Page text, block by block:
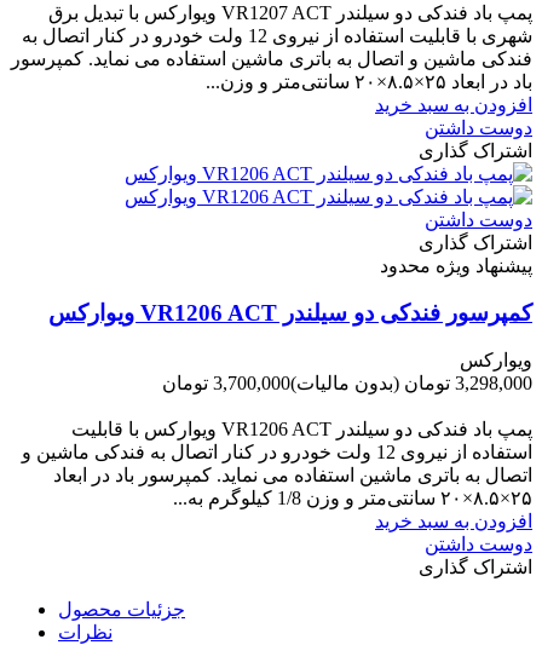
پمپ باد فندکی دو سیلندر VR1207 ACT ویوارکس با تبدیل برق
شهری با قابلیت استفاده از نیروی 12 ولت خودرو در کنار اتصال به
فندکی ماشین و اتصال به باتری ماشین استفاده می نماید. کمپرسور
باد در ابعاد ۲۵×۸.۵×۲۰ سانتی‌متر و وزن...
افزودن به سبد خرید
دوست داشتن
اشتراک گذاری
دوست داشتن
اشتراک گذاری
پیشنهاد ویژه محدود
کمپرسور فندکی دو سیلندر VR1206 ACT ویوارکس
ویوارکس
3,298,000 تومان
(بدون مالیات)3,700,000 تومان
پمپ باد فندکی دو سیلندر VR1206 ACT ویوارکس با قابلیت
استفاده از نیروی 12 ولت خودرو در کنار اتصال به فندکی ماشین و
اتصال به باتری ماشین استفاده می نماید. کمپرسور باد در ابعاد
۲۵×۸.۵×۲۰ سانتی‌متر و وزن 1/8 کیلوگرم به...
افزودن به سبد خرید
دوست داشتن
اشتراک گذاری
جزئیات محصول
نظرات